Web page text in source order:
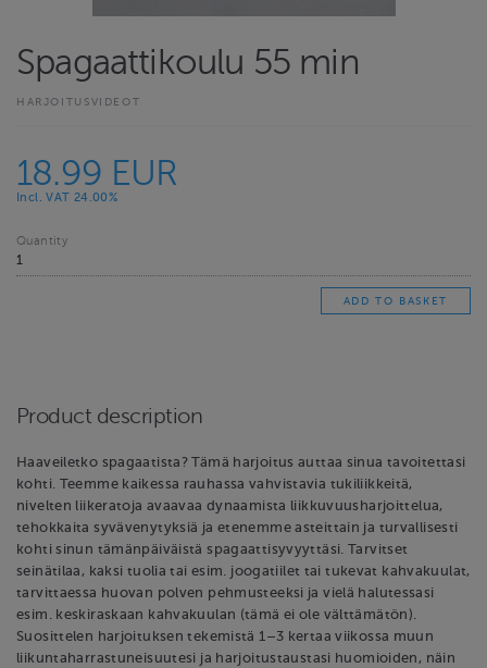
Spagaattikoulu 55 min
HARJOITUSVIDEOT
18.99 EUR
Incl. VAT 24.00%
Quantity
Product description
Haaveiletko spagaatista? Tämä harjoitus auttaa sinua tavoitettasi
kohti. Teemme kaikessa rauhassa vahvistavia tukiliikkeitä,
nivelten liikeratoja avaavaa dynaamista liikkuvuusharjoittelua,
tehokkaita syvävenytyksiä ja etenemme asteittain ja turvallisesti
kohti sinun tämänpäiväistä spagaattisyvyyttäsi. Tarvitset
seinätilaa, kaksi tuolia tai esim. joogatiilet tai tukevat kahvakuulat,
tarvittaessa huovan polven pehmusteeksi ja vielä halutessasi
esim. keskiraskaan kahvakuulan (tämä ei ole välttämätön).
Suosittelen harjoituksen tekemistä 1–3 kertaa viikossa muun
liikuntaharrastuneisuutesi ja harjoitustaustasi huomioiden, näin